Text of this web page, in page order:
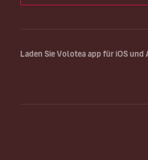
Laden Sie Volotea app für iOS